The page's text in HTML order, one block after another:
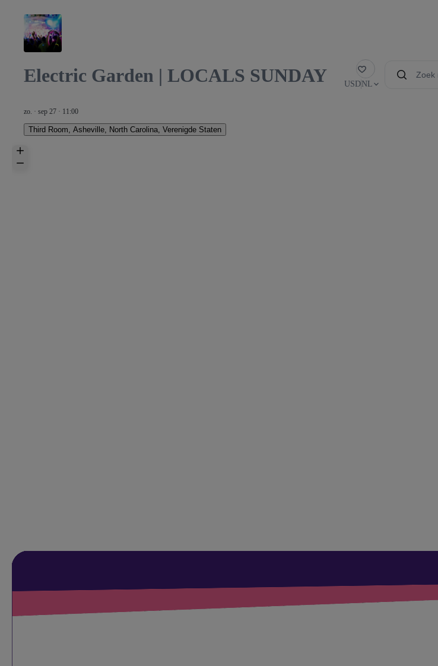
Electric Garden | LOCALS SUNDAY
zo. · sep 27 · 11:00
Third Room Asheville, North Carolina, Verenigde Staten
Favoriet
USD NL